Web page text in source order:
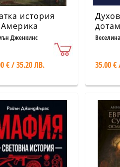
история
Дженкинс
€ / 35.20 ЛВ. 35.00